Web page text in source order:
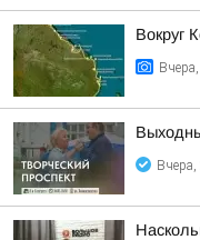
Вокруг